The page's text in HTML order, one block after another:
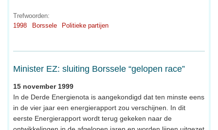
Trefwoorden:
1998
Borssele Politieke partijen
Minister EZ: sluiting Borssele “gelopen race”
15 november 1999
In de Derde Energienota is aangekondigd dat ten minste eens
in de vier jaar een energierapport zou verschijnen. In dit
eerste Energierapport wordt terug gekeken naar de